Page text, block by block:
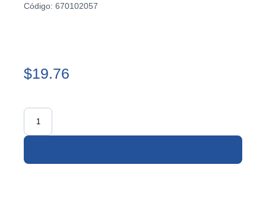
Código: 670102057
$19.76